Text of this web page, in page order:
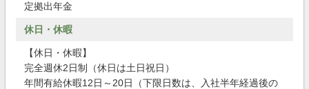
定拠出年金
休日・休暇
【休日・休暇】
完全週休2日制（休日は土日祝日）
年間有給休暇12日～20日（下限日数は、入社半年経過後の